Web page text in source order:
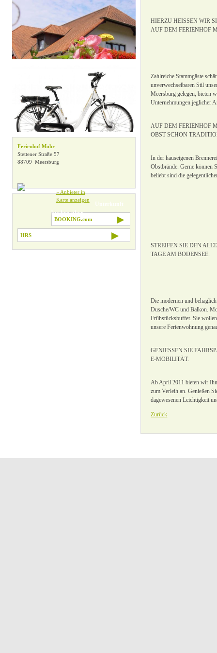
» Alle Filter zurücksetzen
Ferienhof Mohr
Stettener Straße 57
88709 Meersburg
» Anbieter in
Karte anzeigen
Unterkunft
buchen über
BOOKING.com ▶
HRS ▶
HIERZU HEISSEN WIR
AUF DEM FERIENHOF
Zahlreiche Stammgäste
unverwechselbaren Stil
Meersburg gelegen, bieten
Unternehmungen jeglicher
AUF DEM FERIENHOF
OBST SCHON
In der hauseigenen
Obstbrände. Gerne können
beliebt sind die
STREIFEN SIE DEN
TAGE AM BODENSEE.
Die modernen und
Dusche/WC und Balkon.
Frühstücksbuffet. Sie
unsere Ferienwohnung
GENIESSEN SIE
E-MOBILITÄT.
Ab April 2011 bieten wir
zum Verleih an. Genießen
dagewesenen Leichtigkeit
Zurück